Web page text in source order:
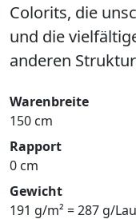
Colorits, die
und die
anderen
Warenbreite
150 cm
Rapport
0 cm
Gewicht
191 g/m² = 287 g/